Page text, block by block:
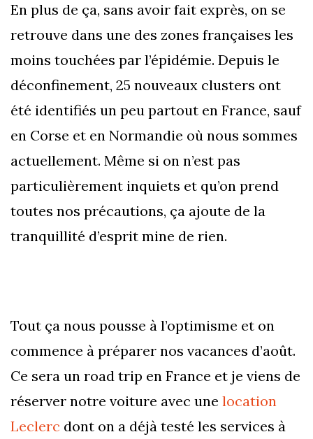
En plus de ça, sans avoir fait exprès, on se
retrouve dans une des zones françaises les
moins touchées par l’épidémie. Depuis le
déconfinement, 25 nouveaux clusters ont
été identifiés un peu partout en France, sauf
en Corse et en Normandie où nous sommes
actuellement. Même si on n’est pas
particulièrement inquiets et qu’on prend
toutes nos précautions, ça ajoute de la
tranquillité d’esprit mine de rien.
Tout ça nous pousse à l’optimisme et on
commence à préparer nos vacances d’août.
Ce sera un road trip en France et je viens de
réserver notre voiture avec une location
Leclerc dont on a déjà testé les services à